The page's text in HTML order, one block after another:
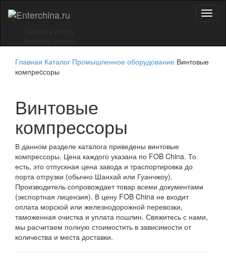
Главная Каталог Промышленное оборудование Винтовые
компреcсоры
Винтовые
компреcсоры
В данном разделе каталога приведены винтовые
компрессоры. Цена каждого указана по FOB China. То
есть, это отпускная цена завода и траспортировка до
порта отгрузки (обычно Шанхай или Гуанчжоу).
Производитель сопровождает товар всеми документами
(экспортная лицензия). В цену FOB China не входит
оплата морской или железнодорожной перевозки,
таможенная очистка и уплата пошлин. Свяжитесь с нами,
мы расчитаем полную стоимостить в зависимости от
количества и места доставки.